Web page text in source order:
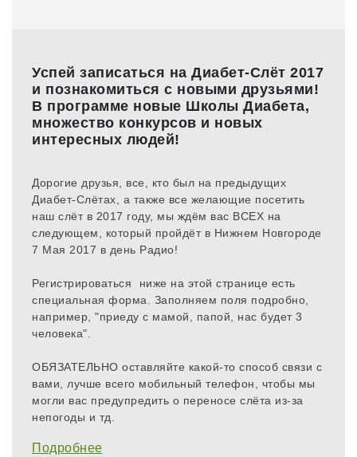
Успей записаться на Диабет-Слёт 2017
и познакомиться с новыми друзьями!
В программе новые Школы Диабета,
множество конкурсов и новых
интересных людей!
​Дорогие друзья, все, кто был на предыдущих
Диабет-Слётах, а также все желающие посетить
наш слёт в 2017 году, мы ждём вас ВСЕХ на
следующем, который пройдёт в Нижнем Новгороде
7 Мая 2017 в день Радио!
Регистрироваться  ниже на этой странице есть
специальная форма. Заполняем поля подробно,
например, "приеду с мамой, папой, нас будет 3
человека".
ОБЯЗАТЕЛЬНО оставляйте какой-то способ связи с
вами, лучше всего мобильный телефон, чтобы мы
могли вас предупредить о переносе слёта из-за
непогоды и тд.
Подробнее